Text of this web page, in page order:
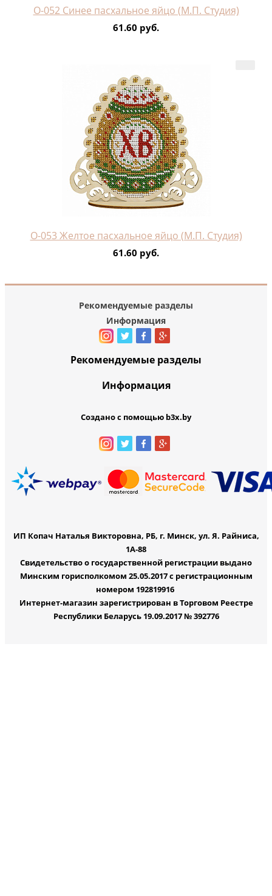
О-052 Синее пасхальное яйцо (М.П. Студия)
61.60 руб.
О-053 Желтое пасхальное яйцо (М.П. Студия)
61.60 руб.
Рекомендуемые разделы
Информация
Рекомендуемые разделы
Информация
Создано с помощью b3x.by
ИП Копач Наталья Викторовна, РБ, г. Минск, ул. Я. Райниса,
1А-88
Свидетельство о государственной регистрации выдано
Минским горисполкомом 25.05.2017 с регистрационным
номером 192819916
Интернет-магазин зарегистрирован в Торговом Реестре
Республики Беларусь 19.09.2017 № 392776